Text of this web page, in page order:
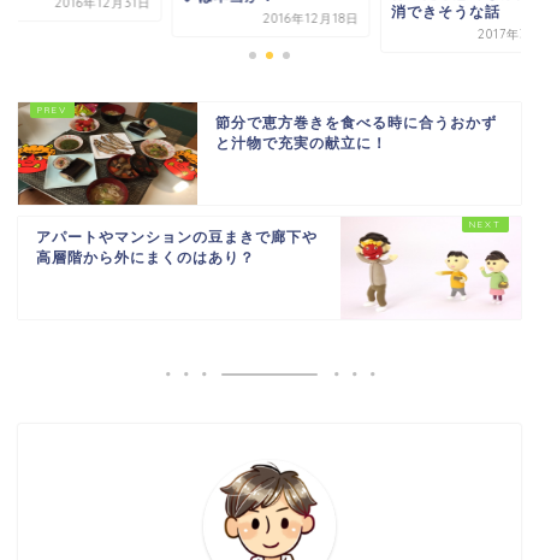
2016年12月31日
2016年12月18日
消できそうな話
2017年3
節分で恵方巻きを食べる時に合うおかず
と汁物で充実の献立に！
アパートやマンションの豆まきで廊下や
高層階から外にまくのはあり？